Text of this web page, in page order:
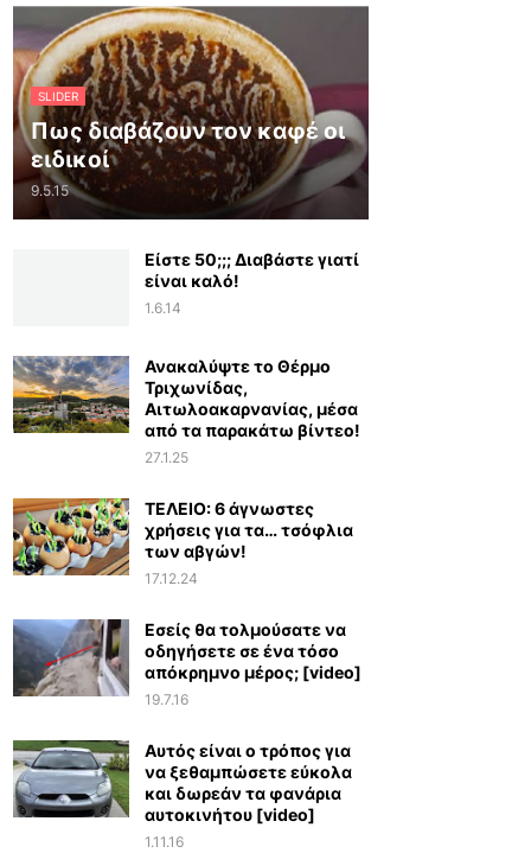
SLIDER
Πως διαβάζουν τον καφέ οι
ειδικοί
9.5.15
Είστε 50;;; Διαβάστε γιατί
είναι καλό!
1.6.14
Ανακαλύψτε το Θέρμο
Τριχωνίδας,
Αιτωλοακαρνανίας, μέσα
από τα παρακάτω βίντεο!
27.1.25
ΤΕΛΕΙΟ: 6 άγνωστες
χρήσεις για τα… τσόφλια
των αβγών!
17.12.24
Εσείς θα τολμούσατε να
οδηγήσετε σε ένα τόσο
απόκρημνο μέρος; [video]
19.7.16
Αυτός είναι ο τρόπος για
να ξεθαμπώσετε εύκολα
και δωρεάν τα φανάρια
αυτοκινήτου [video]
1.11.16